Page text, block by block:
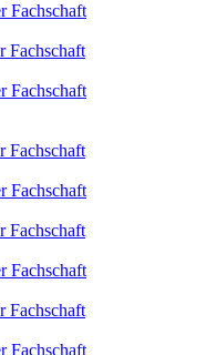
Fachschaft
Fachschaft
Fachschaft
Fachschaft
Fachschaft
Fachschaft
Fachschaft
Fachschaft
Fachschaft